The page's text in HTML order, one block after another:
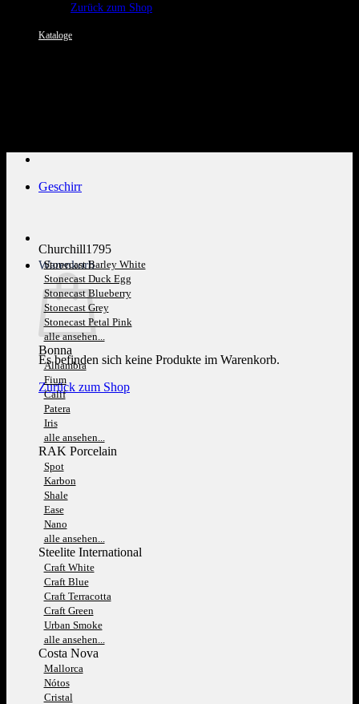
Zurück zum Shop
Kataloge
Warenkorb
Es befinden sich keine Produkte im Warenkorb.
Zurück zum Shop
Geschirr
Churchill1795
Stonecast Barley White
Stonecast Duck Egg
Stonecast Blueberry
Stonecast Grey
Stonecast Petal Pink
alle ansehen...
Bonna
Alhambra
Fium
Calif
Patera
Iris
alle ansehen...
RAK Porcelain
Spot
Karbon
Shale
Ease
Nano
alle ansehen...
Steelite International
Craft White
Craft Blue
Craft Terracotta
Craft Green
Urban Smoke
alle ansehen...
Costa Nova
Mallorca
Nótos
Cristal